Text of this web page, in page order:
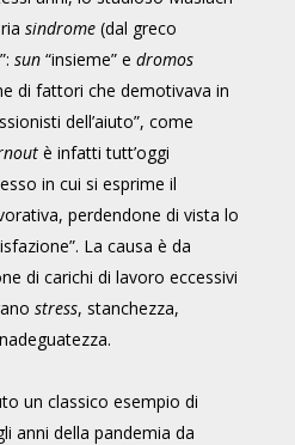
sindrome(dal greco
sun“insieme” e dromos
di fattori che demotivava in
dell’aiuto”, come
è infatti tutt’oggi
in cui si esprime il
perdendone di vista lo
La causa è da
di carichi di lavoro eccessivi
stress, stanchezza,
un classico esempio di
anni della pandemia da